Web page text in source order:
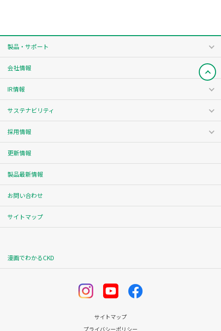
製品・サポート
会社情報
IR情報
サステナビリティ
採用情報
更新情報
製品最新情報
お問い合わせ
サイトマップ
漫画でわかるCKD
サイトマップ
プライバシーポリシー